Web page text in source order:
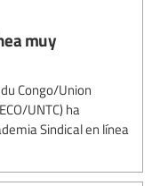
muy
Congo/Union
UNTC) ha
Sindical en línea